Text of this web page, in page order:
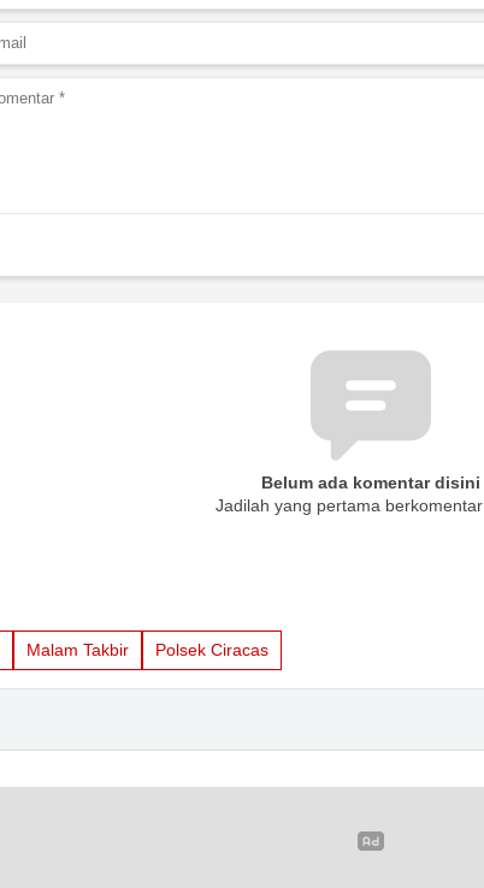
Belum ada komentar disini
Jadilah yang pertama
Malam Takbir Polsek Ciracas